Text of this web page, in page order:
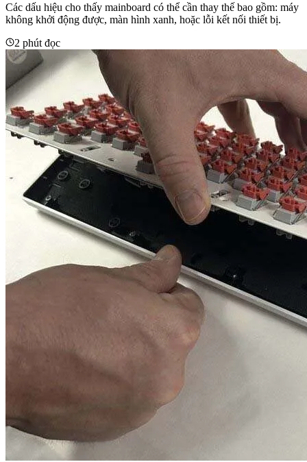
Các dấu hiệu cho thấy mainboard có thể cần thay thế bao gồm: máy
không khởi động được, màn hình xanh, hoặc lỗi kết nối thiết bị.
2 phút đọc